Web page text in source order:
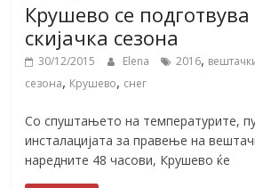
Крушево се
скијачка сезона
30/12/2015 Elena 2016,
сезона, Крушево, снег
Со спуштањето на температурите,
инсталацијата за правење на
наредните 48 часови, Крушево ќе